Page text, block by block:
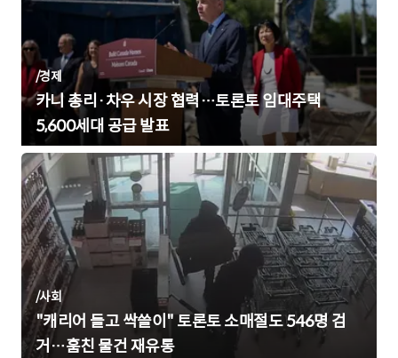
/경제
카니 총리·차우 시장 협력…토론토 임대주택
5,600세대 공급 발표
/사회
"캐리어 들고 싹쓸이" 토론토 소매절도 546명 검
거…훔친 물건 재유통